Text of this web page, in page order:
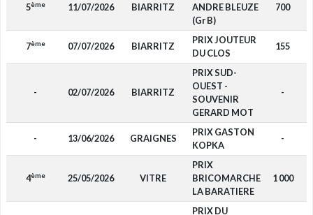
5ème 11/07/2026 BIARRITZ
ANDRE BLEUZE
(Gr B)
700
7ème 07/07/2026 BIARRITZ
PRIX JOUTEUR
DU CLOS
155
- 02/07/2026 BIARRITZ
PRIX SUD-
OUEST -
SOUVENIR
GERARD MOT
-
- 13/06/2026 GRAIGNES
PRIX GASTON
KOPKA
-
4ème 25/05/2026 VITRE
PRIX
BRICOMARCHE
LA BARATIERE
1 000
PRIX DU